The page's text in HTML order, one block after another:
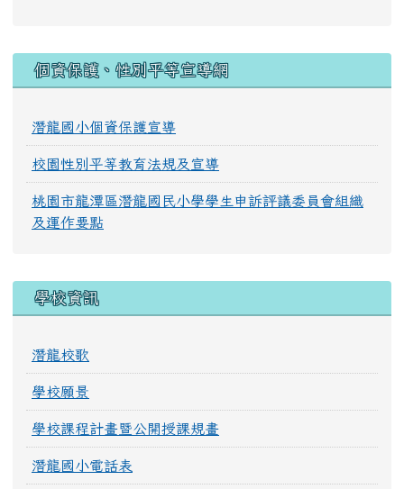
個資保護、性別平等宣導網
潛龍國小個資保護宣導
校園性別平等教育法規及宣導
桃園市龍潭區潛龍國民小學學生申訴評議委員會組織
及運作要點
學校資訊
潛龍校歌
學校願景
學校課程計畫暨公開授課規畫
潛龍國小電話表